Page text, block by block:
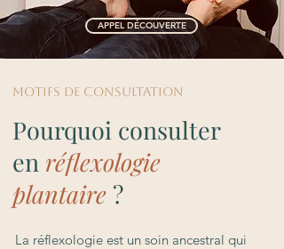
APPEL DÉCOUVERTE
MOTIFS de consultation
Pourquoi consulter
en réflexologie
plantaire ?
La réflexologie est un soin ancestral qui